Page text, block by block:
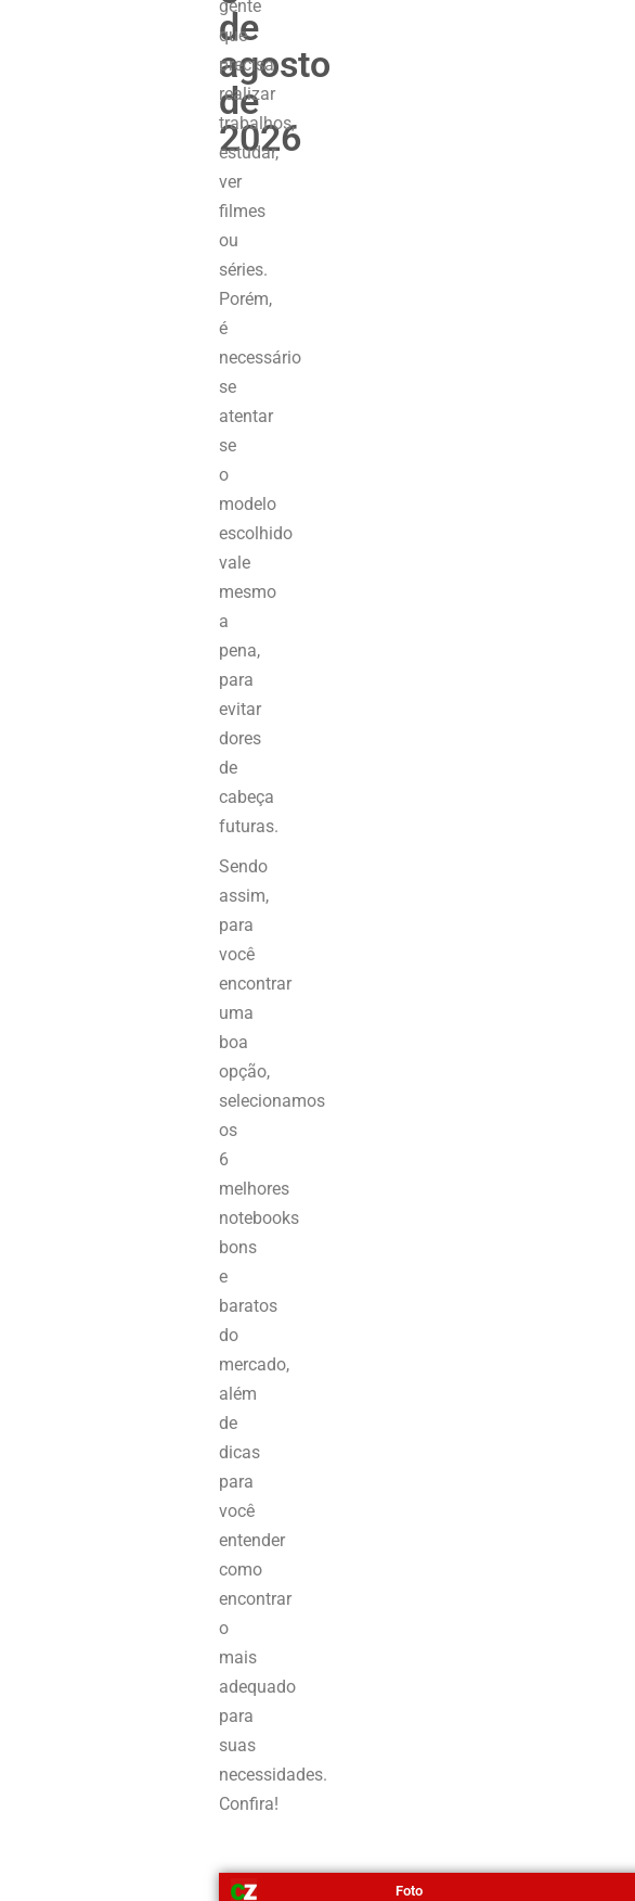
de
agosto
de
2026
gente
que
precisa
realizar
trabalhos,
estudar,
ver
filmes
ou
séries.
Porém,
é
necessário
se
atentar
se
o
modelo
escolhido
vale
mesmo
a
pena,
para
evitar
dores
de
cabeça
futuras.
Sendo
assim,
para
você
encontrar
uma
boa
opção,
selecionamos
os
6
melhores
notebooks
bons
e
baratos
do
mercado,
além
de
dicas
para
você
entender
como
encontrar
o
mais
adequado
para
suas
necessidades.
Confira!
Foto